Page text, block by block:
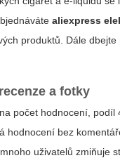
aliexpress
produktů. Dále
a fotky
počet hodnocení,
hodnocení bez
uživatelů zmiňuje